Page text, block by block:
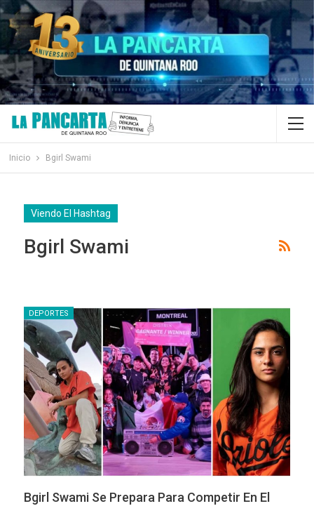
Inicio Bgirl Swami
Viendo El Hashtag
Bgirl Swami
DEPORTES
Bgirl Swami Se Prepara Para Competir En El